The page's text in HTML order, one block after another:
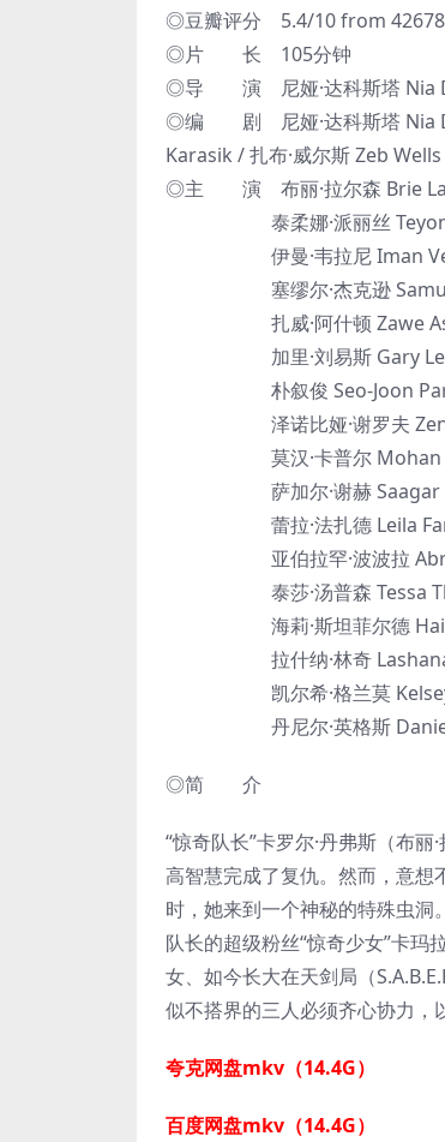
◎豆瓣评分 5.4/10 from
◎片 长 105分钟
◎导 演 尼娅·达科斯塔 Nia
◎编 剧 尼娅·达科斯塔 Nia
Karasik / 扎布·威尔斯 Zeb
◎主 演 布丽·拉尔森 Brie
泰柔娜·派丽丝
伊曼·韦拉尼 Iman
塞缪尔·杰克逊 Samuel
扎威·阿什顿 Zawe
加里·刘易斯 Gary
朴叙俊 Seo-Joon
泽诺比娅·谢罗夫
莫汉·卡普尔 Mohan
萨加尔·谢赫 Saagar
蕾拉·法扎德 Leila
亚伯拉罕·波波拉
泰莎·汤普森 Tessa
海莉·斯坦菲尔德
拉什纳·林奇 Lashana
凯尔希·格兰莫 Kelsey
丹尼尔·英格斯 Daniel
◎简 介
“惊奇队长”卡罗尔·丹弗斯（布
高智慧完成了复仇。然而，意想
时，她来到一个神秘的特殊虫
队长的超级粉丝“惊奇少女”卡玛
女、如今长大在天剑局（
似不搭界的三人必须齐心协力，
夸克网盘mkv（14.4G）
百度网盘mkv（14.4G）